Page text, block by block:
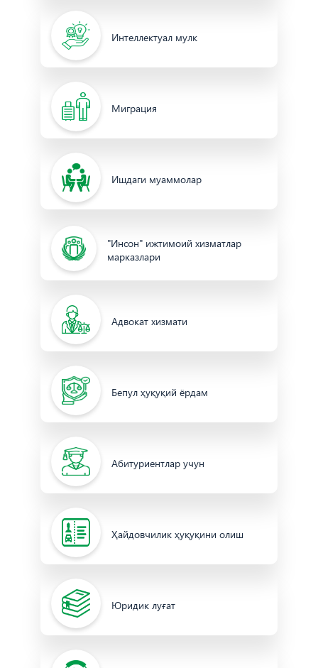
Интеллектуал мулк
Миграция
Ишдаги муаммолар
"Инсон" ижтимоий хизматлар
марказлари
Адвокат хизмати
Бепул ҳуқуқий ёрдам
Абитуриентлар учун
Ҳайдовчилик ҳуқуқини олиш
Юридик луғат